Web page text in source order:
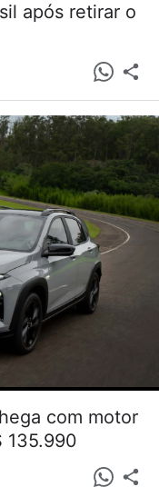
após retirar o
com motor
135.990